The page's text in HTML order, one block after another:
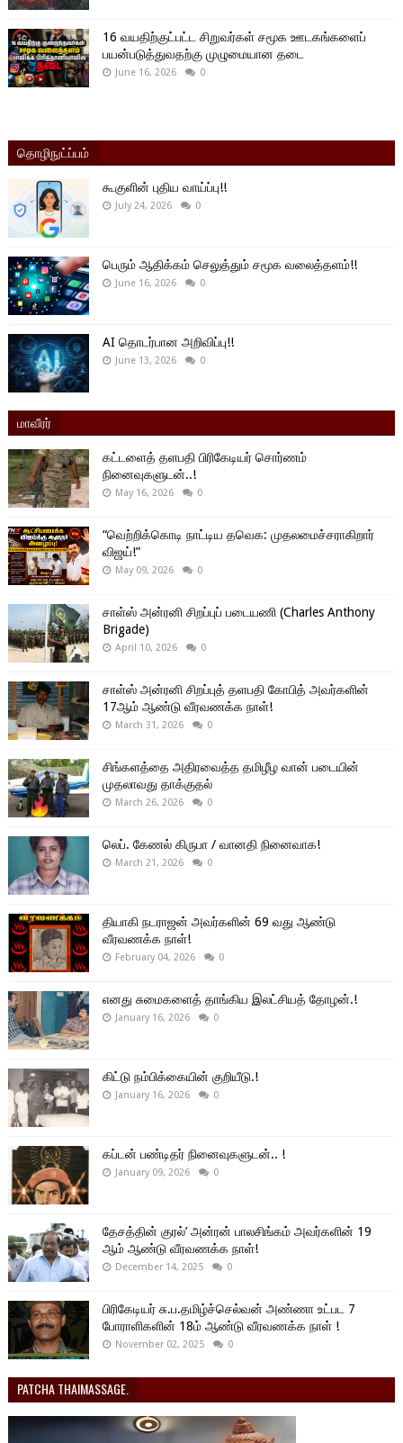
16 வயதிற்குட்பட்ட சிறுவர்கள் சமூக ஊடகங்களைப்
பயன்படுத்துவதற்கு முழுமையான தடை
June 16, 2026 0
தொழிநுட்ப்பம்
கூகுளின் புதிய வாய்ப்பு!!
July 24, 2026 0
பெரும் ஆதிக்கம் செலுத்தும் சமூக வலைத்தளம்!!
June 16, 2026 0
AI தொடர்பான அறிவிப்பு!!
June 13, 2026 0
மாவீரர்
கட்டளைத் தளபதி பிரிகேடியர் சொர்ணம்
நினைவுகளுடன்..!
May 16, 2026 0
“வெற்றிக்கொடி நாட்டிய தவெக: முதலமைச்சராகிறார்
விஜய்!”
May 09, 2026 0
சாள்ஸ் அன்ரனி சிறப்புப் படையணி (Charles Anthony
Brigade)
April 10, 2026 0
சாள்ஸ் அன்ரனி சிறப்புத் தளபதி கோபித் அவர்களின்
17ஆம் ஆண்டு வீரவணக்க நாள்!
March 31, 2026 0
சிங்களத்தை அதிரவைத்த தமிழீழ வான் படையின்
முதலாவது தாக்குதல்
March 26, 2026 0
லெப். கேணல் கிருபா / வானதி நினைவாக!
March 21, 2026 0
தியாகி நடராஜன் அவர்களின் 69 வது ஆண்டு
வீரவணக்க நாள்!
February 04, 2026 0
எனது சுமைகளைத் தாங்கிய இலட்சியத் தோழன்.!
January 16, 2026 0
கிட்டு நம்பிக்கையின் குறியீடு.!
January 16, 2026 0
கப்டன் பண்டிதர் நினைவுகளுடன்.. !
January 09, 2026 0
தேசத்தின் குரல்’ அன்ரன் பாலசிங்கம் அவர்களின் 19
ஆம் ஆண்டு வீரவணக்க நாள்!
December 14, 2025 0
பிரிகேடியர் சு.ப.தமிழ்ச்செல்வன் அண்ணா உட்பட 7
போராளிகளின் 18ம் ஆண்டு வீரவணக்க நாள் !
November 02, 2025 0
PATCHA THAIMASSAGE.